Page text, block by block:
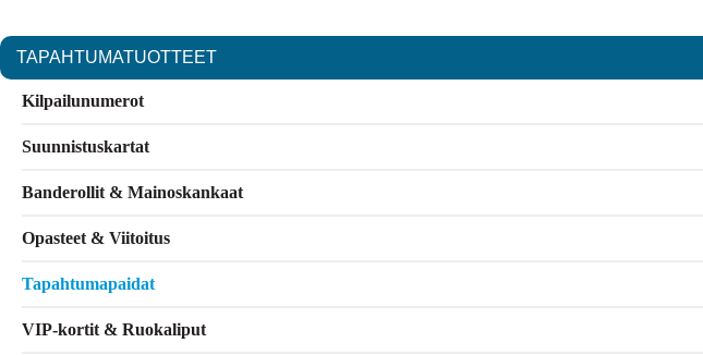
TAPAHTUMA­TUOTTEET
Kilpailunumerot
Suunnistuskartat
Banderollit & Mainoskankaat
Opasteet & Viitoitus
Tapahtumapaidat
VIP-kortit & Ruokaliput